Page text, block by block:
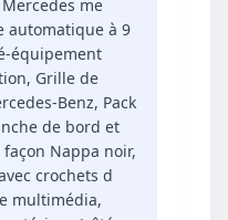
me
automatique à 9
équipement
Grille de
Benz, Pack
de bord et
façon Nappa noir,
crochets d
multimédia,